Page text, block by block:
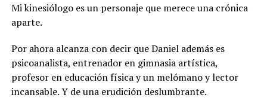
Mi kinesiólogo es un personaje que merece una crónica
aparte.
Por ahora alcanza con decir que Daniel además es
psicoanalista, entrenador en gimnasia artística,
profesor en educación física y un melómano y lector
incansable. Y de una erudición deslumbrante.